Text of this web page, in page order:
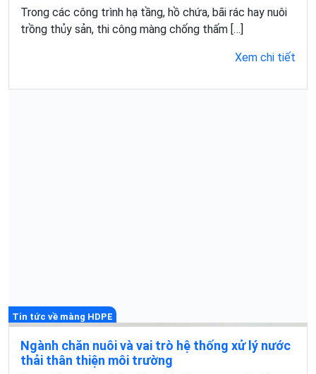
Trong các công trình hạ tầng, hồ chứa, bãi rác hay nuôi
trồng thủy sản, thi công màng chống thấm […]
Xem chi tiết
Tin tức về màng HDPE
Ngành chăn nuôi và vai trò hệ thống xử lý nước
thải thân thiện môi trường